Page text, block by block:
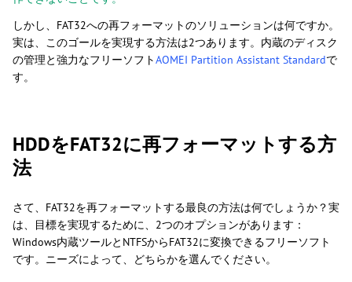
しかし、FAT32への再フォーマットのソリューションは何ですか。
実は、このゴールを実現する方法は2つあります。内蔵のディスク
の管理と強力なフリーソフトAOMEI Partition Assistant Standardで
す。
HDDをFAT32に再フォーマットする方
法
さて、FAT32を再フォーマットする最良の方法は何でしょうか？実
は、目標を実現するために、2つのオプションがあります：
Windows内蔵ツールとNTFSからFAT32に変換できるフリーソフト
です。ニーズによって、どちらかを選んでください。